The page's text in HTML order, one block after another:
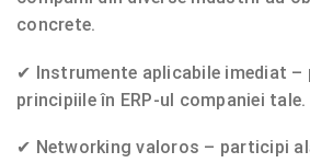
concrete.
✔ Instrumente aplicabile imediat –
principiile în ERP-ul companiei tale.
✔ Networking valoros – participi